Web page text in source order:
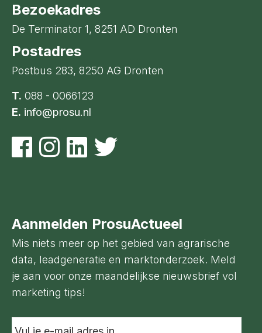
Bezoekadres
De Terminator 1, 8251 AD Dronten
Postadres
Postbus 283, 8250 AG Dronten
T. 088 - 0066123
E. info@prosu.nl
Aanmelden ProsuActueel
Mis niets meer op het gebied van agrarische
data, leadgeneratie en marktonderzoek. Meld
je aan voor onze maandelijkse nieuwsbrief vol
marketing tips!
Vul
je